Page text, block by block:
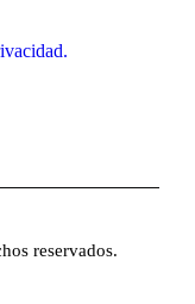
reservados.